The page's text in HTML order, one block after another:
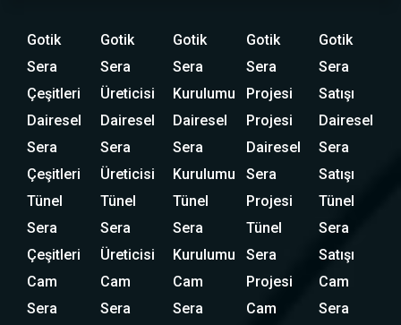
Gotik
Sera
Çeşitleri
Dairesel
Sera
Çeşitleri
Tünel
Sera
Çeşitleri
Cam
Sera
Gotik
Sera
Üreticisi
Dairesel
Sera
Üreticisi
Tünel
Sera
Üreticisi
Cam
Sera
Gotik
Sera
Kurulumu
Dairesel
Sera
Kurulumu
Tünel
Sera
Kurulumu
Cam
Sera
Gotik
Sera
Projesi
Projesi
Dairesel
Sera
Projesi
Tünel
Sera
Projesi
Cam
Gotik
Sera
Satışı
Dairesel
Sera
Satışı
Tünel
Sera
Satışı
Cam
Sera